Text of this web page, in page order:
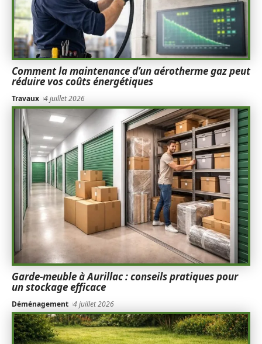
Comment la maintenance d’un aérotherme gaz peut
réduire vos coûts énergétiques
Travaux 4 juillet 2026
Garde-meuble à Aurillac : conseils pratiques pour
un stockage efficace
Déménagement 4 juillet 2026